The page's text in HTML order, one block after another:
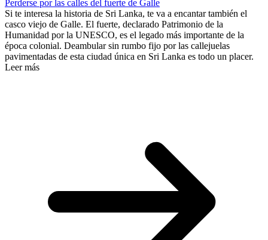
Perderse por las calles del fuerte de Galle
Si te interesa la historia de Sri Lanka, te va a encantar también el
casco viejo de Galle. El fuerte, declarado Patrimonio de la
Humanidad por la UNESCO, es el legado más importante de la
época colonial. Deambular sin rumbo fijo por las callejuelas
pavimentadas de esta ciudad única en Sri Lanka es todo un placer.
Leer más